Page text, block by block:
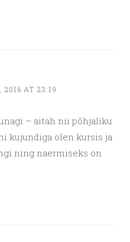
2016 AT 23:19
– aitäh nii põhjaliku
kujundiga olen kursis ja
ning naermiseks on